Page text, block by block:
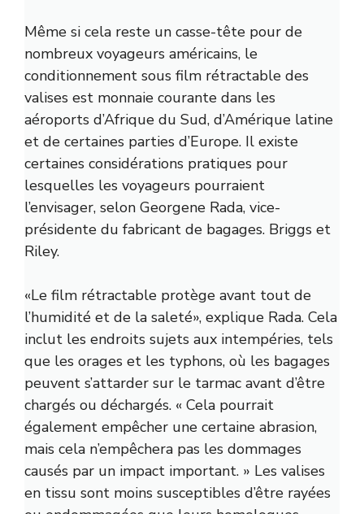
Même si cela reste un casse-tête pour de
nombreux voyageurs américains, le
conditionnement sous film rétractable des
valises est monnaie courante dans les
aéroports d’Afrique du Sud, d’Amérique latine
et de certaines parties d’Europe. Il existe
certaines considérations pratiques pour
lesquelles les voyageurs pourraient
l’envisager, selon Georgene Rada, vice-
présidente du fabricant de bagages. Briggs et
Riley.
«Le film rétractable protège avant tout de
l’humidité et de la saleté», explique Rada. Cela
inclut les endroits sujets aux intempéries, tels
que les orages et les typhons, où les bagages
peuvent s’attarder sur le tarmac avant d’être
chargés ou déchargés. « Cela pourrait
également empêcher une certaine abrasion,
mais cela n’empêchera pas les dommages
causés par un impact important. » Les valises
en tissu sont moins susceptibles d’être rayées